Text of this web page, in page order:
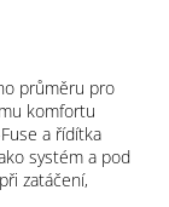
průměru pro
komfortu
a řídítka
systém a pod
zatáčení,